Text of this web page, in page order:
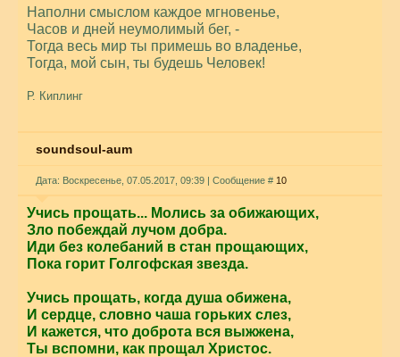
Наполни смыслом каждое мгновенье,
Часов и дней неумолимый бег, -
Тогда весь мир ты примешь во владенье,
Тогда, мой сын, ты будешь Человек!
Р. Киплинг
soundsoul-aum
Дата: Воскресенье, 07.05.2017, 09:39 | Сообщение # 10
Учись прощать... Молись за обижающих,
Зло побеждай лучом добра.
Иди без колебаний в стан прощающих,
Пока горит Голгофская звезда.
Учись прощать, когда душа обижена,
И сердце, словно чаша горьких слез,
И кажется, что доброта вся выжжена,
Ты вспомни, как прощал Христос.